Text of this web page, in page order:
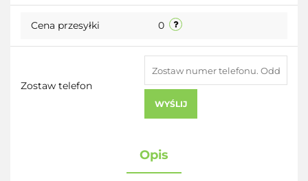
Cena przesyłki 0
Zostaw telefon
WYŚLIJ
Opis